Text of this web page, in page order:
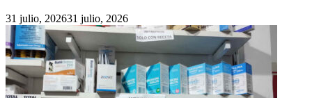
31 julio, 202631 julio, 2026